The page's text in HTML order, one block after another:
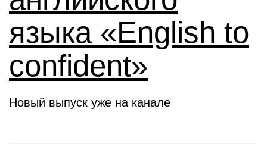
языка «English to
confident»
Новый выпуск уже на канале